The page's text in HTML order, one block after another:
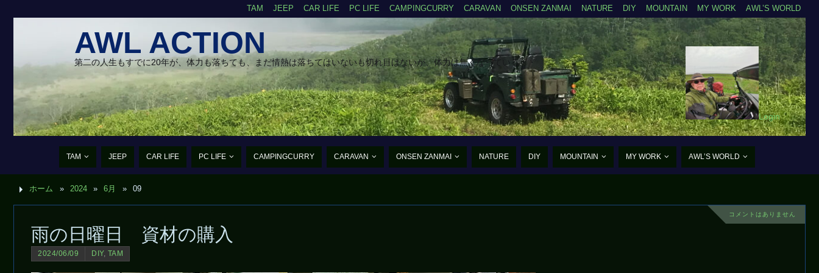
TAM JEEP CAR LIFE PC LIFE CAMPINGCURRY CARAVAN ONSEN ZANMAI NATURE DIY MOUNTAIN MY WORK AWL’S WORLD
AWL ACTION
第二の人生もすでに20年が、体力も落ちても、まだ情熱は落ちてはいないも切れ目はないが、体力は無くなっている・・
Login
TAM JEEP CAR LIFE PC LIFE CAMPINGCURRY CARAVAN ONSEN ZANMAI NATURE DIY MOUNTAIN MY WORK AWL’S WORLD
ホーム » 2024 » 6月 » 09
コメントはありません
雨の日曜日 資材の購入
2024/06/09 DIY, TAM